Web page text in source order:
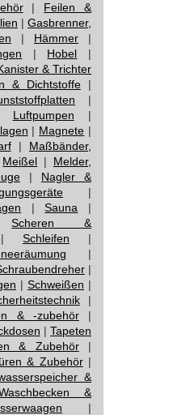
| Feilen &
| Gasbrenner,
| Hämmer |
| Hobel |
& Trichter
& Dichtstoffe|
|
Luftpumpen |
| Magnete |
| Maßbänder,
Meißel | Melder,
| Nagler &
|
|Sauna |
Scheren &
Schleifen |
|
|
| Schweißen |
|
& -zubehör|
|Tapeten
& Zubehör|
& Zubehör|
&
&
|